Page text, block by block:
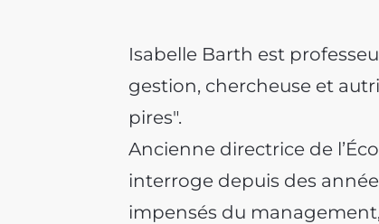
Isabelle Barth est
gestion, chercheuse et
pires".
Ancienne directrice de
interroge depuis des
impensés du